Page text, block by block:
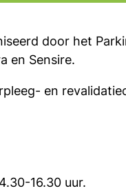
door het
en Sensire.
en
16.30 uur.